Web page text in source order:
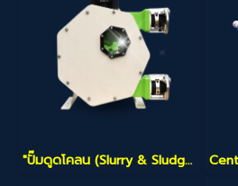
"ปั๊มดูดโคลน (Slurry & Sludge Pump)"